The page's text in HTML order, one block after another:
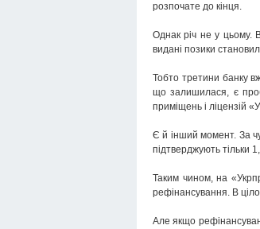
розпочате до кінця.
Однак річ не у цьому.
видані позики
Тобто третини банку
що залишилася, є
приміщень і ліцензій
Є й інший момент. За
підтверджують тільки
Таким чином, на
рефінансування. В
Але якщо